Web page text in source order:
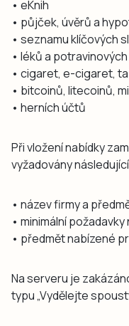
• eKnih
• půjček, úvěrů a
• seznamu klíčových
• léků a
• cigaret, e-cigaret,
• bitcoinů, litecoinů,
• herních účtů
Při vložení nabídky
vyžadovány
• název firmy a
• minimální
• předmět nabízené
Na serveru je
typu „Vydělejte